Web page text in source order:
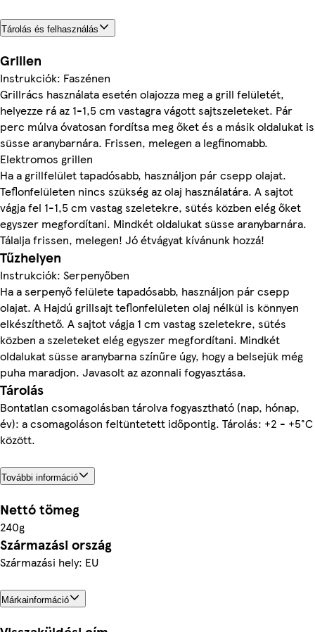
Tárolás és felhasználás
Grillen
Instrukciók: Faszénen
Grillrács használata esetén olajozza meg a grill felületét,
helyezze rá az 1-1,5 cm vastagra vágott sajtszeleteket. Pár
perc múlva óvatosan fordítsa meg őket és a másik oldalukat is
süsse aranybarnára. Frissen, melegen a legfinomabb.
Elektromos grillen
Ha a grillfelület tapadósabb, használjon pár csepp olajat.
Teflonfelületen nincs szükség az olaj használatára. A sajtot
vágja fel 1-1,5 cm vastag szeletekre, sütés közben elég őket
egyszer megfordítani. Mindkét oldalukat süsse aranybarnára.
Tálalja frissen, melegen! Jó étvágyat kívánunk hozzá!
Tűzhelyen
Instrukciók: Serpenyőben
Ha a serpenyő felülete tapadósabb, használjon pár csepp
olajat. A Hajdú grillsajt teflonfelületen olaj nélkül is könnyen
elkészíthető. A sajtot vágja 1 cm vastag szeletekre, sütés
közben a szeleteket elég egyszer megfordítani. Mindkét
oldalukat süsse aranybarna színűre úgy, hogy a belsejük még
puha maradjon. Javasolt az azonnali fogyasztása.
Tárolás
Bontatlan csomagolásban tárolva fogyasztható (nap, hónap,
év): a csomagoláson feltüntetett időpontig. Tárolás: +2 - +5°C
között.
További információ
Nettó tömeg
240g
Származási ország
Származási hely: EU
Márkainformáció